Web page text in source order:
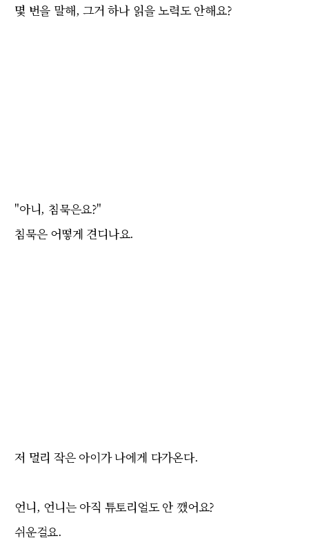
몇 번을 말해, 그거 하나 읽을 노력도 안해요?
"아니, 침묵은요?"
침묵은 어떻게 견디나요.
저 멀리 작은 아이가 나에게 다가온다.
언니, 언니는 아직 튜토리얼도 안 깼어요?
쉬운걸요.